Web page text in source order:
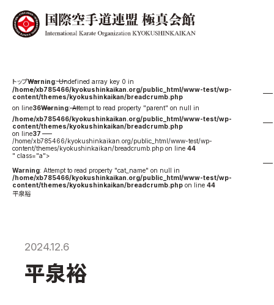
役員紹介
お知らせ
本部からのお知らせ
支部からのお知らせ
公式大会
試合規則
Warning: Undefined array key 0 in
/home/xb785466/kyokushinkaikan.org/public_html/www-test/wp-
content/themes/kyokushinkaikan/breadcrumb.php
on line36Warning: Attempt to read property "parent" on null in
/home/xb785466/kyokushinkaikan.org/public_html/www-test/wp-
content/themes/kyokushinkaikan/breadcrumb.php
on line37
/home/xb785466/kyokushinkaikan.org/public_html/www-test/wp-
content/themes/kyokushinkaikan/breadcrumb.php on line 44
" class="a">
Warning: Attempt to read property "cat_name" on null in
/home/xb785466/kyokushinkaikan.org/public_html/www-test/wp-
content/themes/kyokushinkaikan/breadcrumb.php on line 44
平泉裕
2024.12.6
平泉裕